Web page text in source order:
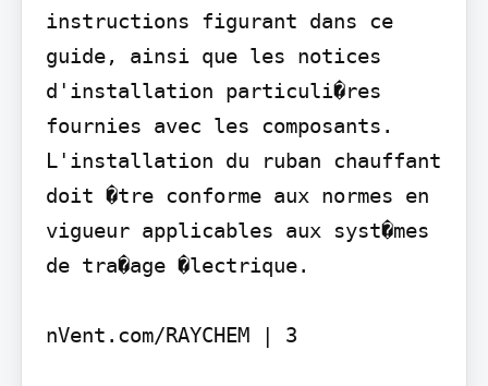
instructions figurant dans ce
guide, ainsi que les notices
d'installation particuli�res
fournies avec les composants.
L'installation du ruban chauffant
doit �tre conforme aux normes en
vigueur applicables aux syst�mes
de tra�age �lectrique.
nVent.com/RAYCHEM | 3